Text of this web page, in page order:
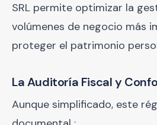
SRL permite optimizar la
volúmenes de negocio más
proteger el patrimonio
La Auditoría Fiscal y
Aunque simplificado, este